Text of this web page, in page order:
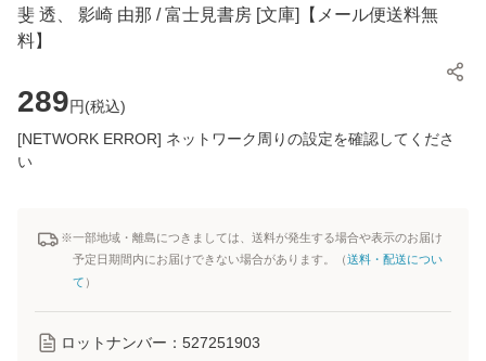
斐 透、 影崎 由那 / 富士見書房 [文庫]【メール便送料無
料】
289円(税込)
[NETWORK ERROR] ネットワーク周りの設定を確認してくださ
い
※一部地域・離島につきましては、送料が発生する場合や表示のお届け
予定日期間内にお届けできない場合があります。（送料・配送につい
て ）
ロットナンバー： 527251903